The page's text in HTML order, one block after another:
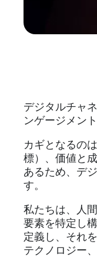
デジタルチャ
ンゲージメン
カギとなるの
標）、価値と
あるため、デ
す。
私たちは、人
要素を特定し
定義し、それ
テクノロジー